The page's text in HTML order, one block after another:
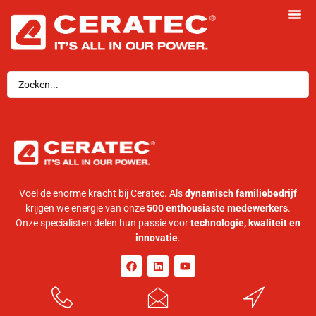
Voel de enorme kracht bij Ceratec. Alsdynamisch familiebedrijf
krijgen we energie van onze500 enthousiaste medewerkers.
Onze specialisten delen hun passie voortechnologie, kwaliteit en
innovatie.